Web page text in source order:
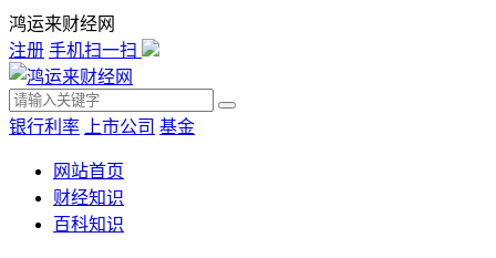
鸿运来财经网
注册 手机扫一扫
银行利率 上市公司 基金
网站首页
财经知识
百科知识